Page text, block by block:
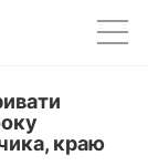
краю